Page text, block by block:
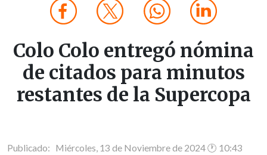
Colo Colo entregó nómina
de citados para minutos
restantes de la Supercopa
Publicado: Miércoles, 13 de Noviembre de 2024 🕐 10:43